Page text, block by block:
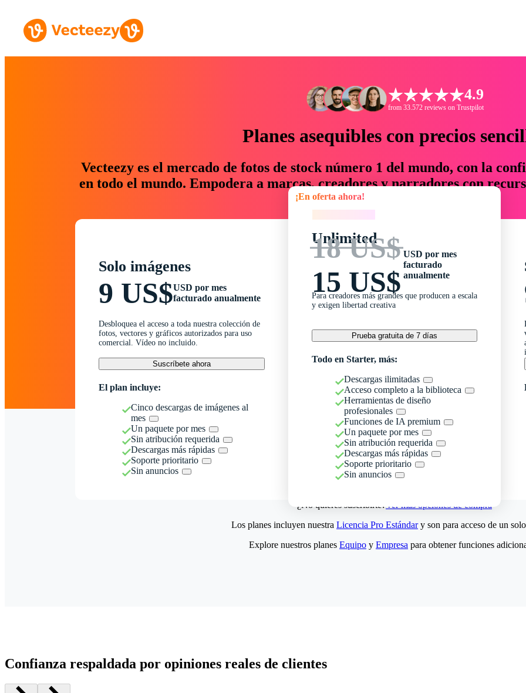
4.9
from 33.572 reviews on Trustpilot
Planes asequibles con precios
Vecteezy es el mercado de fotos de stock número 1 del mundo, con la
en todo el mundo. Empodera a marcas, creadores y narradores con
un 76 % en tiempo y presupuesto.
Solo imágenes
9 US$USD por mes
facturado anualmente
Desbloquea el acceso a toda nuestra colección de
fotos, vectores y gráficos autorizados para uso
comercial. Vídeo no incluido.
Suscríbete ahora
El plan incluye:
Cinco descargas de imágenes al
mes
Un paquete por mes
Sin atribución requerida
Descargas más rápidas
Soporte prioritario
Sin anuncios
¡En oferta ahora!
Unlimited
18 US$
15 US$
USD por mes
facturado
anualmente
Para creadores más grandes que producen a escala
y exigen libertad creativa
Prueba gratuita de 7 días
Todo en Starter, más:
Descargas ilimitadas
Acceso completo a la biblioteca
Herramientas de diseño
profesionales
Funciones de IA premium
Un paquete por mes
Sin atribución requerida
Descargas más rápidas
Soporte prioritario
Sin anuncios
¿No quieres suscribirte?Ver más opciones de compra
Los planes incluyen nuestra Licencia Pro Estándary son para acceso de un
Explore nuestros planes Equipo y Empresa para obtener funciones
Confianza respaldada por opiniones reales de clientes